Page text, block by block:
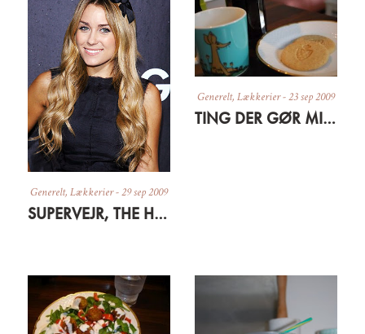
Generelt, Lækkerier-29 sep 2009
SUPERVEJR, THE HILLS OG SEN FROKOST
Generelt,Lækkerier-23 sep 2009
TING DER GØR MIG GLAD LIGE NU